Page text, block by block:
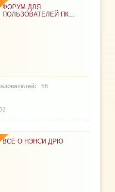
ФОРУМ ДЛЯ
ПОЛЬЗОВАТЕЛЕЙ ПК...
66
ВСЕ О НЭНСИ ДРЮ